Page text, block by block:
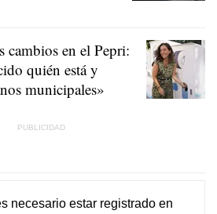
cambios en el Pepri:
quién está y
municipales»
necesario estar registradoen